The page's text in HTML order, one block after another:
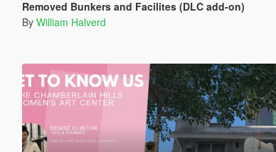
Removed Bunkers and Facilites (DLC add-on)
By William Halverd